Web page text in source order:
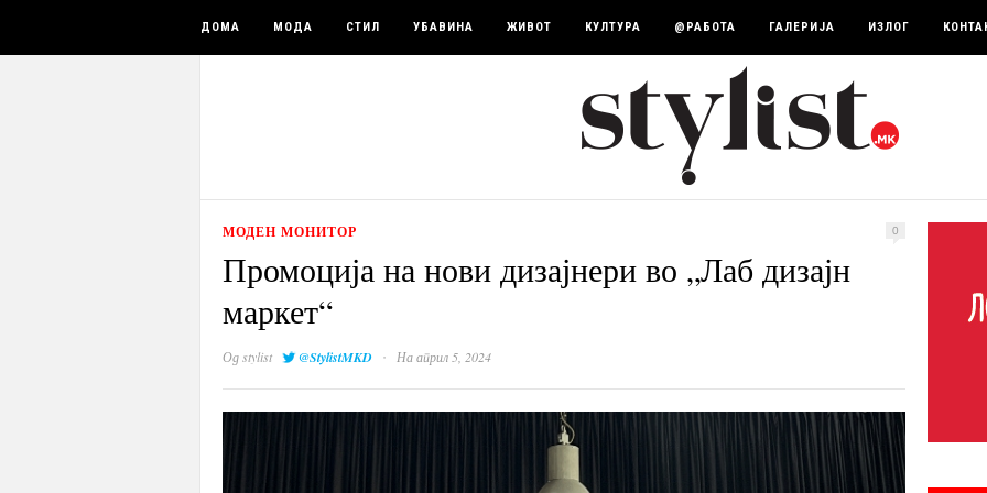
ДОМА МОДА СТИЛ УБАВИНА ЖИВОТ КУЛТУРА @РАБОТА ГАЛЕРИЈА ИЗЛОГ
МОДЕН МОНИТОР 0
Промоција на нови дизајнери во „Лаб дизајн
маркет“
Одstylist @StylistMKD · На април 5, 2024